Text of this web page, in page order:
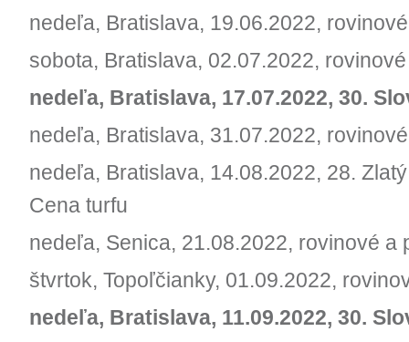
nedeľa, Bratislava, 19.06.2022,
sobota, Bratislava, 02.07.2022,
nedeľa, Bratislava, 17.07.2022, 30.
nedeľa, Bratislava, 31.07.2022,
nedeľa, Bratislava, 14.08.2022, 28.
Cena turfu
nedeľa, Senica, 21.08.2022, rovinové a
štvrtok, Topoľčianky, 01.09.2022,
nedeľa, Bratislava, 11.09.2022, 30.